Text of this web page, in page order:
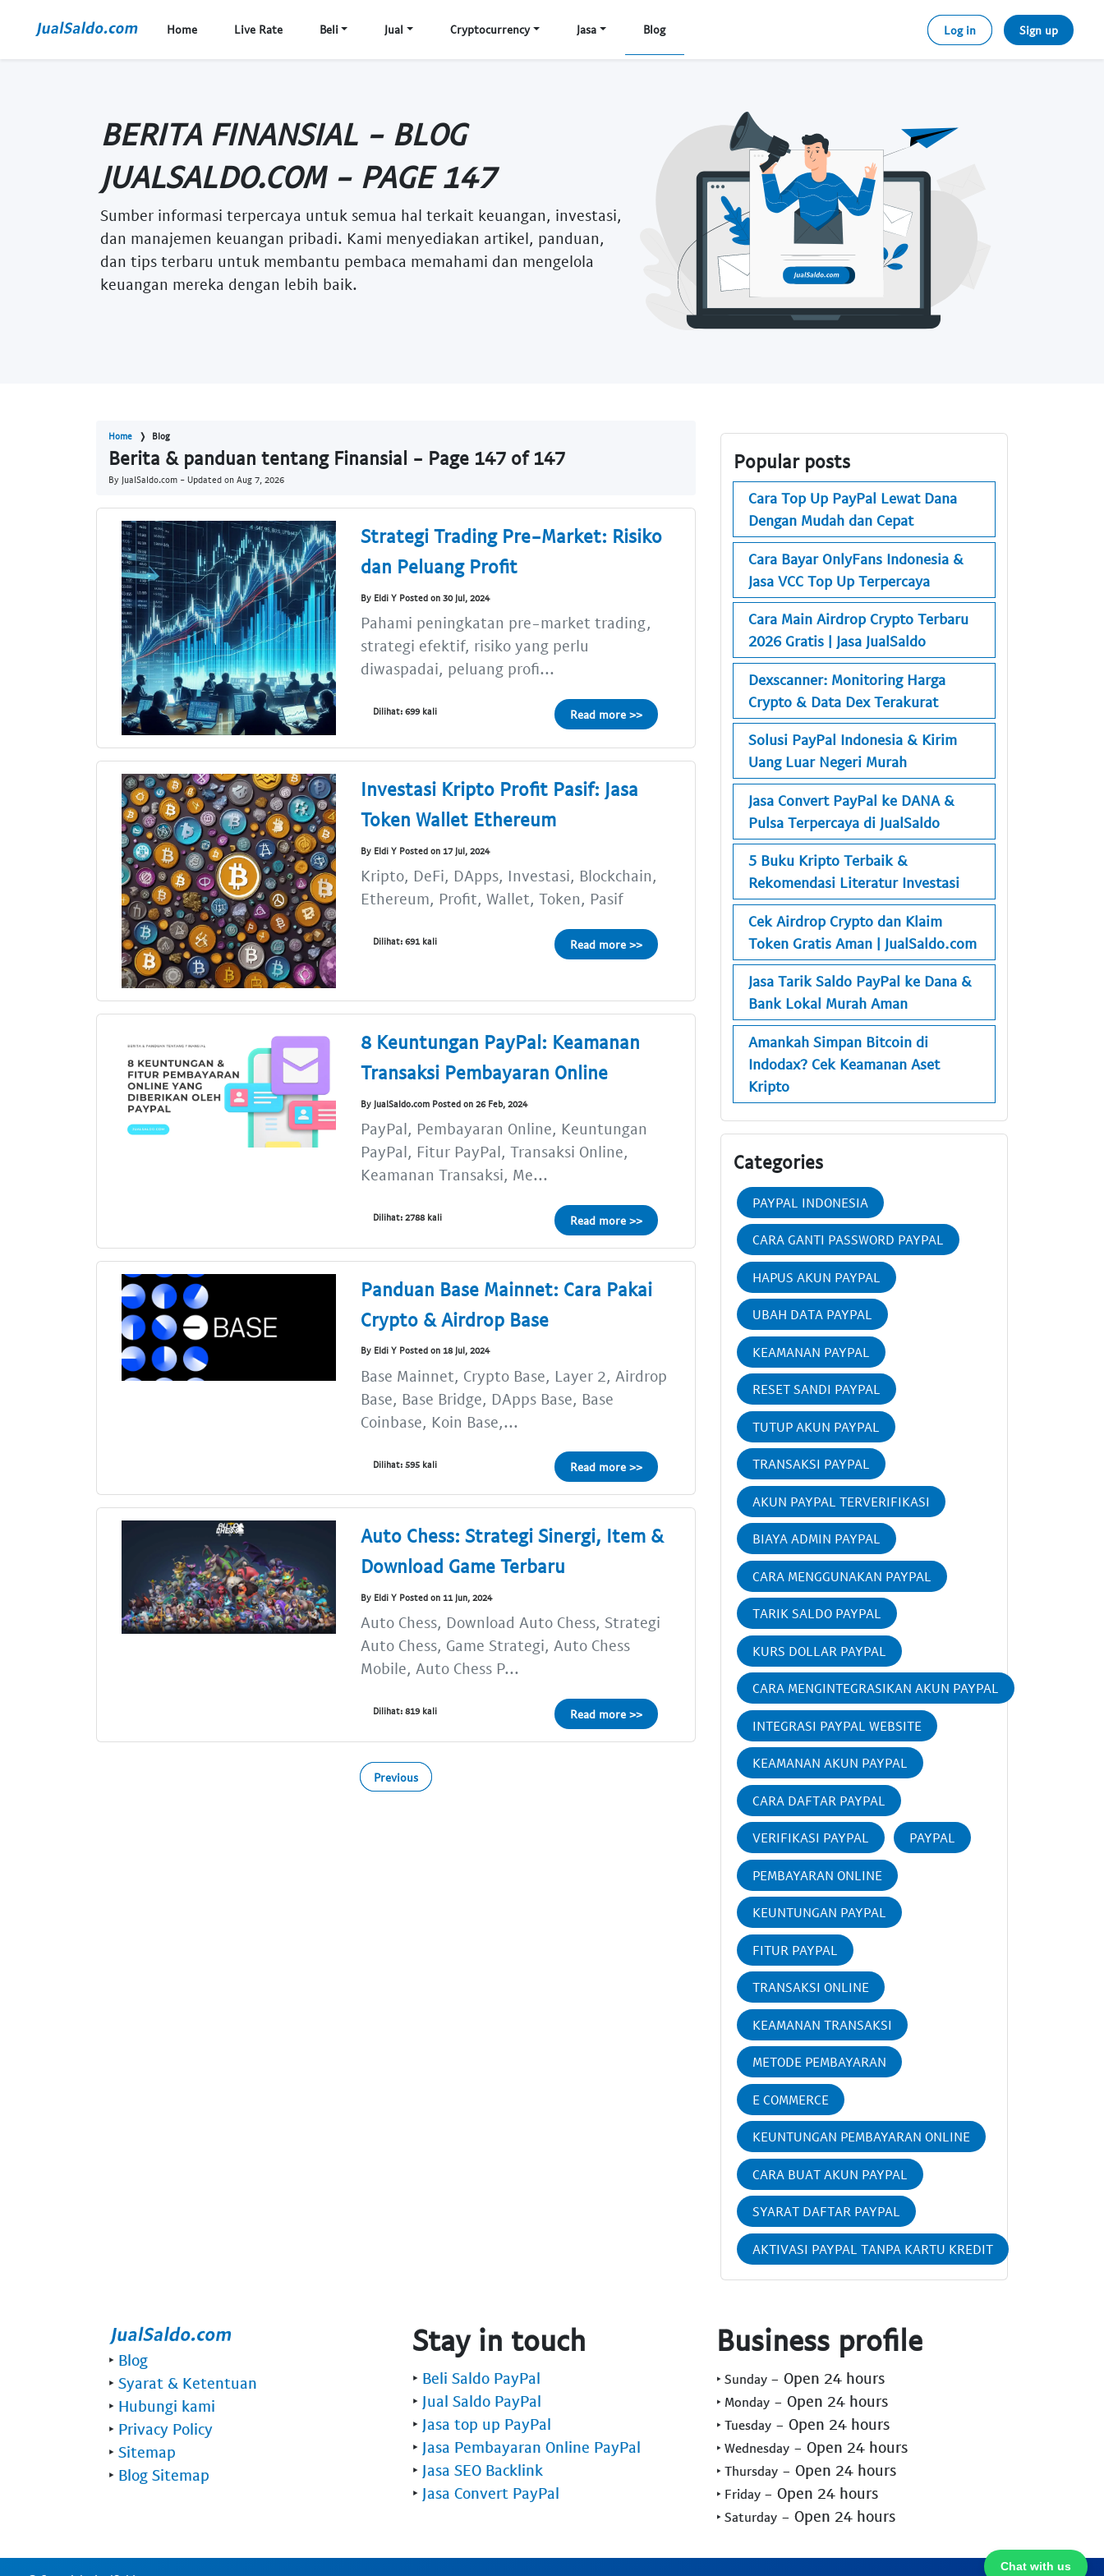
Home Live Rate Beli Jual Cryptocurrency Jasa Blog Log in Sign up
BERITA FINANSIAL - BLOG
JUALSALDO.COM - PAGE 147
Sumber informasi terpercaya untuk semua hal terkait keuangan, investasi,
dan manajemen keuangan pribadi. Kami menyediakan artikel, panduan,
dan tips terbaru untuk membantu pembaca memahami dan mengelola
keuangan mereka dengan lebih baik.
Home Blog
Berita & panduan tentang Finansial - Page 147 of 147
By JualSaldo.com - Updated on Aug 7, 2026
Strategi Trading Pre-Market: Risiko
dan Peluang Profit
By Eldi Y Posted on 30 Jul, 2024
Pahami peningkatan pre-market trading,
strategi efektif, risiko yang perlu
diwaspadai, peluang profi...
Dilihat: 699 kali Read more >>
Investasi Kripto Profit Pasif: Jasa
Token Wallet Ethereum
By Eldi Y Posted on 17 Jul, 2024
Kripto, DeFi, DApps, Investasi, Blockchain,
Ethereum, Profit, Wallet, Token, Pasif
Dilihat: 691 kali Read more >>
8 Keuntungan PayPal: Keamanan
Transaksi Pembayaran Online
By JualSaldo.com Posted on 26 Feb, 2024
PayPal, Pembayaran Online, Keuntungan
PayPal, Fitur PayPal, Transaksi Online,
Keamanan Transaksi, Me...
Dilihat: 2788 kali Read more >>
Panduan Base Mainnet: Cara Pakai
Crypto & Airdrop Base
By Eldi Y Posted on 18 Jul, 2024
Base Mainnet, Crypto Base, Layer 2, Airdrop
Base, Base Bridge, DApps Base, Base
Coinbase, Koin Base,...
Dilihat: 595 kali Read more >>
Auto Chess: Strategi Sinergi, Item &
Download Game Terbaru
By Eldi Y Posted on 11 Jun, 2024
Auto Chess, Download Auto Chess, Strategi
Auto Chess, Game Strategi, Auto Chess
Mobile, Auto Chess P...
Dilihat: 819 kali Read more >>
Previous
Popular posts
Cara Top Up PayPal Lewat Dana
Dengan Mudah dan Cepat
Cara Bayar OnlyFans Indonesia &
Jasa VCC Top Up Terpercaya
Cara Main Airdrop Crypto Terbaru
2026 Gratis | Jasa JualSaldo
Dexscanner: Monitoring Harga
Crypto & Data Dex Terakurat
Solusi PayPal Indonesia & Kirim
Uang Luar Negeri Murah
Jasa Convert PayPal ke DANA &
Pulsa Terpercaya di JualSaldo
5 Buku Kripto Terbaik &
Rekomendasi Literatur Investasi
Cek Airdrop Crypto dan Klaim
Token Gratis Aman | JualSaldo.com
Jasa Tarik Saldo PayPal ke Dana &
Bank Lokal Murah Aman
Amankah Simpan Bitcoin di
Indodax? Cek Keamanan Aset
Kripto
Categories
PAYPAL INDONESIA
CARA GANTI PASSWORD PAYPAL
HAPUS AKUN PAYPAL
UBAH DATA PAYPAL
KEAMANAN PAYPAL
RESET SANDI PAYPAL
TUTUP AKUN PAYPAL
TRANSAKSI PAYPAL
AKUN PAYPAL TERVERIFIKASI
BIAYA ADMIN PAYPAL
CARA MENGGUNAKAN PAYPAL
TARIK SALDO PAYPAL
KURS DOLLAR PAYPAL
CARA MENGINTEGRASIKAN AKUN PAYPAL
INTEGRASI PAYPAL WEBSITE
KEAMANAN AKUN PAYPAL
CARA DAFTAR PAYPAL
VERIFIKASI PAYPAL PAYPAL
PEMBAYARAN ONLINE
KEUNTUNGAN PAYPAL
FITUR PAYPAL
TRANSAKSI ONLINE
KEAMANAN TRANSAKSI
METODE PEMBAYARAN
E COMMERCE
KEUNTUNGAN PEMBAYARAN ONLINE
CARA BUAT AKUN PAYPAL
SYARAT DAFTAR PAYPAL
AKTIVASI PAYPAL TANPA KARTU KREDIT
Chat with us
‣ Blog
‣ Syarat & Ketentuan
‣ Hubungi kami
‣ Privacy Policy
‣ Sitemap
‣ Blog Sitemap
Stay in touch
‣ Beli Saldo PayPal
‣ Jual Saldo PayPal
‣ Jasa top up PayPal
‣ Jasa Pembayaran Online PayPal
‣ Jasa SEO Backlink
‣ Jasa Convert PayPal
Business profile
‣ Sunday - Open 24 hours
‣ Monday - Open 24 hours
‣ Tuesday - Open 24 hours
‣ Wednesday - Open 24 hours
‣ Thursday - Open 24 hours
‣ Friday - Open 24 hours
‣ Saturday - Open 24 hours